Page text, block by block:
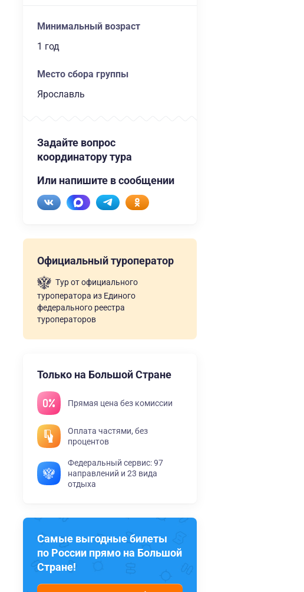
Минимальный возраст
1 год
Место сбора группы
Ярославль
Задайте вопрос
координатору тура
Или напишите в сообщении
Официальный туроператор
Тур от официального
туроператора из Единого
федерального реестра
туроператоров
Только на Большой Стране
Прямая цена без комиссии
Оплата частями, без
процентов
Федеральный сервис: 97
направлений и 23 вида
отдыха
Самые выгодные билеты
по России прямо на Большой
Стране!